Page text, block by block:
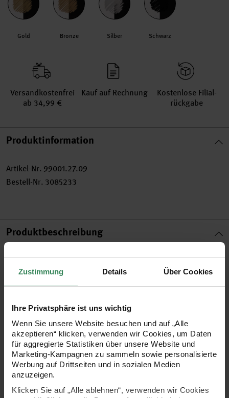
Zustimmung Details Über Cookies
Ihre Privatsphäre ist uns wichtig
Wenn Sie unsere Website besuchen und auf „Alle
akzeptieren“ klicken, verwenden wir Cookies, um Daten
für aggregierte Statistiken über unsere Website und
Marketing-Kampagnen zu sammeln sowie personalisierte
Werbung auf Drittseiten und in sozialen Medien
anzuzeigen.
Klicken Sie auf „Alle ablehnen“, verwenden wir Cookies
Gold Bronze Silber Schwarz
Versand­kosten­frei
ab 34,99 €
Kauf auf Rechnung
Kosten­lose Filial­
rückgabe
Produktinformation
Artikel-Nr. 99001.27.09
Bestell-Nr. 3085233
Produktbeschreibung
Gestalten und verzieren Sie mit den Rico Lackmarkern
verschiedene Oberflächen. Die Lackmarker eignen sich ideal
zur Beschriftung von Geschenkverpackungen,
Weihnachtsartikeln und vielen anderen DIY-Projekten. Die
Permanent-Stifte haften außerdem auf Glas, Kunststoff,
Metall, Holz und Porzellan. Auch auf dunklen Untergründen
kann man die Lackmarker von Rico verwenden.
verschiedene Farben zur Auswahl
Strichbreite: 1,2 mm